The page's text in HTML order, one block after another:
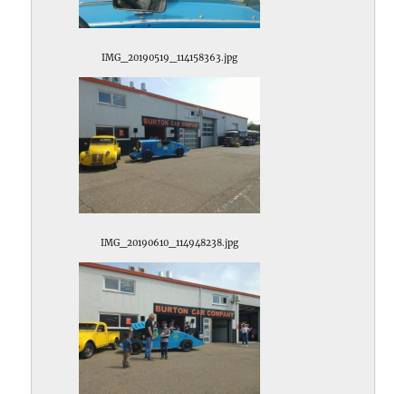
IMG_20190519_114158363.jpg
IMG_20190610_114948238.jpg